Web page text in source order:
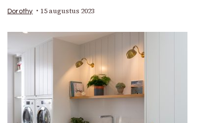
Dorothy 15 augustus 2023